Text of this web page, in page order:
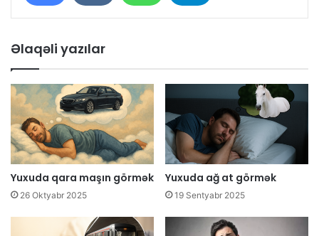
Əlaqəli yazılar
Yuxuda qara maşın görmək
26 Oktyabr 2025
Yuxuda ağ at görmək
19 Sentyabr 2025